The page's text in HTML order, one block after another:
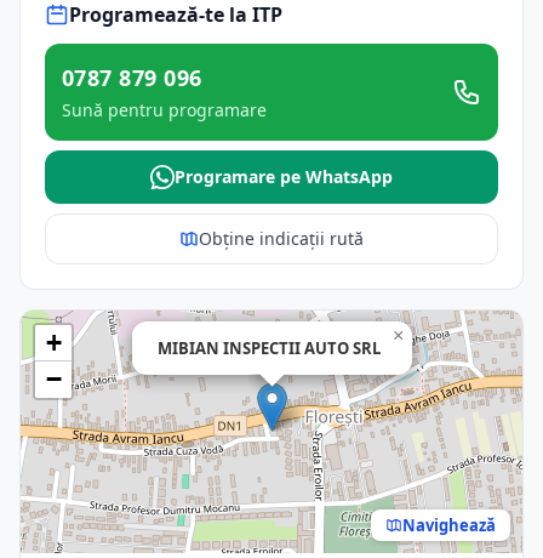
Programează-te la ITP
0787 879 096
Sună pentru programare
Programare pe WhatsApp
Obține indicații rută
MIBIAN INSPECTII AUTO SRL
×
+
−
Navighează